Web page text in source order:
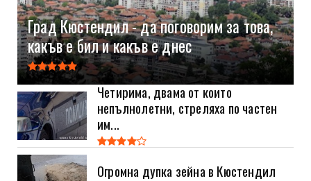
Град Кюстендил - да поговорим за това,
какъв е бил и какъв е днес
Четирима, двама от които
непълнолетни, стреляха по частен
им...
Огромна дупка зейна в Кюстендил